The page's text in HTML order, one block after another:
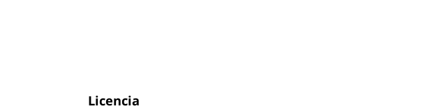
Licencia